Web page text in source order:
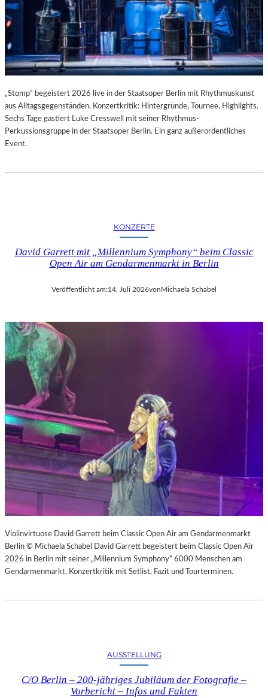
„Stomp“ begeistert 2026 live in der Staatsoper Berlin mit Rhythmuskunst
aus Alltagsgegenständen. Konzertkritik: Hintergründe, Tournee, Highlights.
Sechs Tage gastiert Luke Cresswell mit seiner Rhythmus-
Perkussionsgruppe in der Staatsoper Berlin. Ein ganz außerordentliches
Event.
KONZERTE
David Garrett mit „Millennium Symphony“ beim Classic
Open Air am Gendarmenmarkt in Berlin
Veröffentlicht am:14. Juli 2026vonMichaela Schabel
Violinvirtuose David Garrett beim Classic Open Air am Gendarmenmarkt
Berlin © Michaela Schabel David Garrett begeistert beim Classic Open Air
2026 in Berlin mit seiner „Millennium Symphony“ 6000 Menschen am
Gendarmenmarkt. Konzertkritik mit Setlist, Fazit und Tourterminen.
AUSSTELLUNG
C/O Berlin – 200-jähriges Jubiläum der Fotografie –
Vorbericht – Infos und Fakten